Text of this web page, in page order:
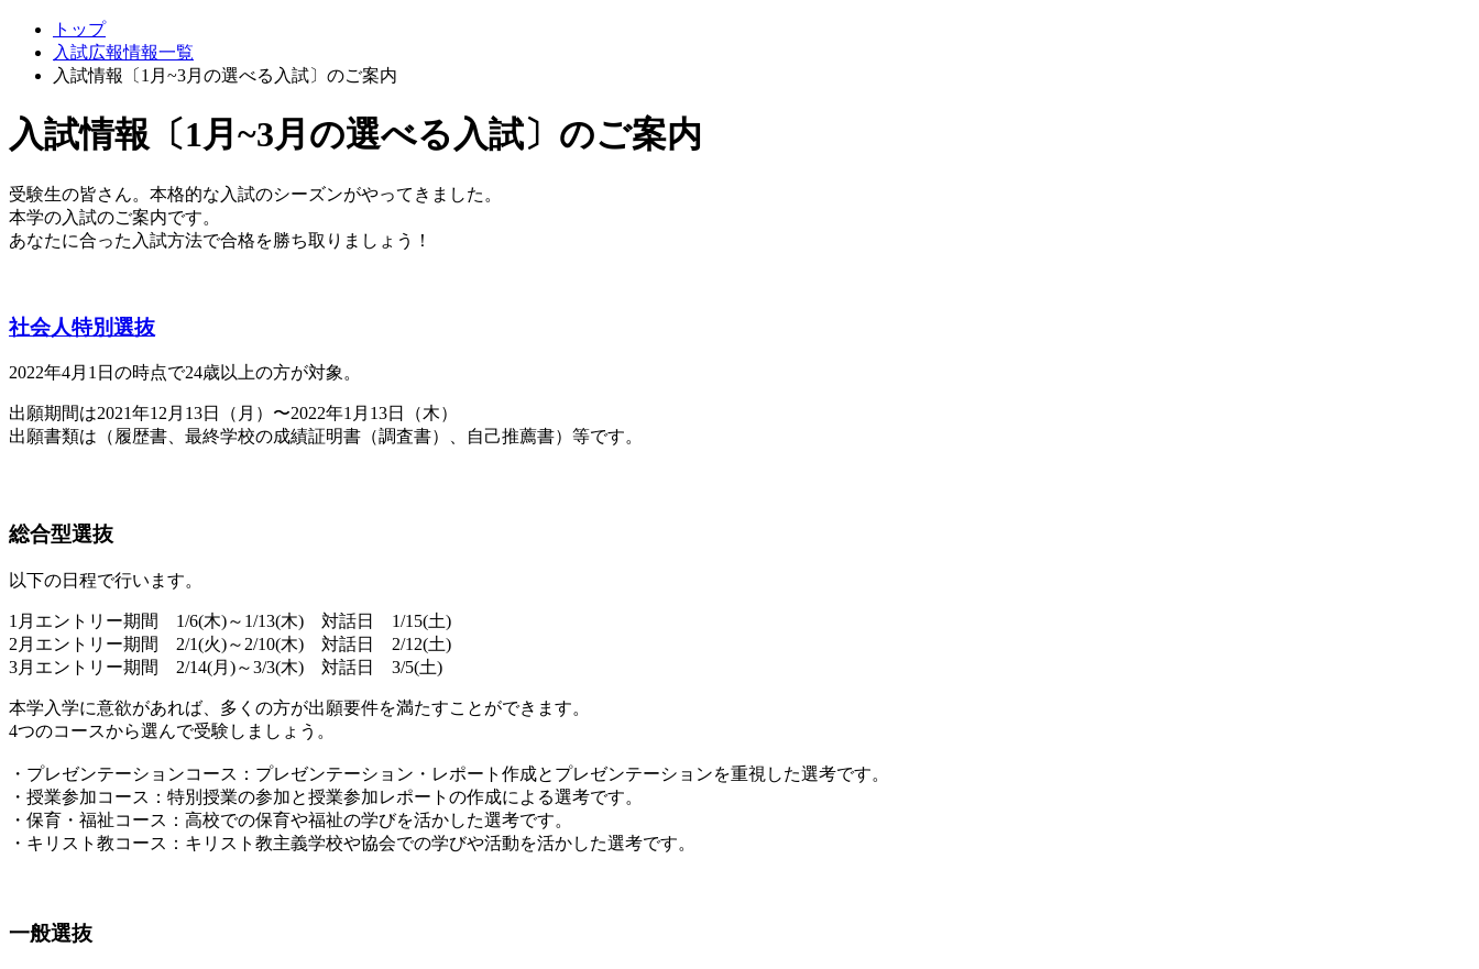
トップ
入試広報情報一覧
入試情報〔1月~3月の選べる入試〕のご案内
入試情報〔1月~3月の選べる入試〕のご案内
受験生の皆さん。本格的な入試のシーズンがやってきました。
本学の入試のご案内です。
あなたに合った入試方法で合格を勝ち取りましょう！
社会人特別選抜
2022年4月1日の時点で24歳以上の方が対象。
出願期間は2021年12月13日（月）〜2022年1月13日（木）
出願書類は（履歴書、最終学校の成績証明書（調査書）、自己推薦書）等です。
総合型選抜
以下の日程で行います。
1月エントリー期間 1/6(木)～1/13(木) 対話日 1/15(土)
2月エントリー期間 2/1(火)～2/10(木) 対話日 2/12(土)
3月エントリー期間 2/14(月)～3/3(木) 対話日 3/5(土)
本学入学に意欲があれば、多くの方が出願要件を満たすことができます。
4つのコースから選んで受験しましょう。
・プレゼンテーションコース：プレゼンテーション・レポート作成とプレゼンテーションを重視した選考です。
・授業参加コース：特別授業の参加と授業参加レポートの作成による選考です。
・保育・福祉コース：高校での保育や福祉の学びを活かした選考です。
・キリスト教コース：キリスト教主義学校や協会での学びや活動を活かした選考です。
一般選抜